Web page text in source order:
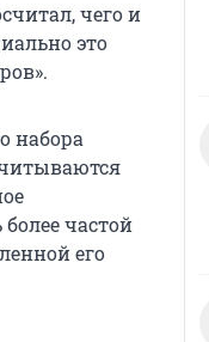
чего и
это
набора
частой
его